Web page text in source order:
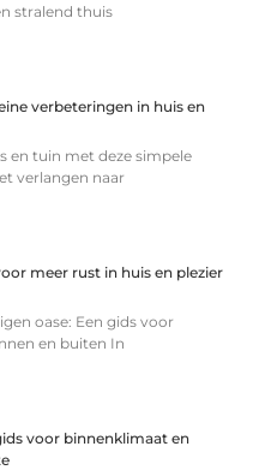
stralend thuis
verbeteringen in huis en
en tuin met deze simpele
verlangen naar
meer rust in huis en plezier
oase: Een gids voor
en buiten In
voor binnenklimaat en